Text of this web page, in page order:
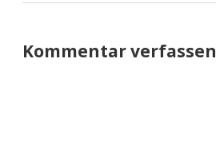
Kommentar verfassen